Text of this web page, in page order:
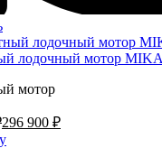
лодочный мотор
мотор
296 900 ₽